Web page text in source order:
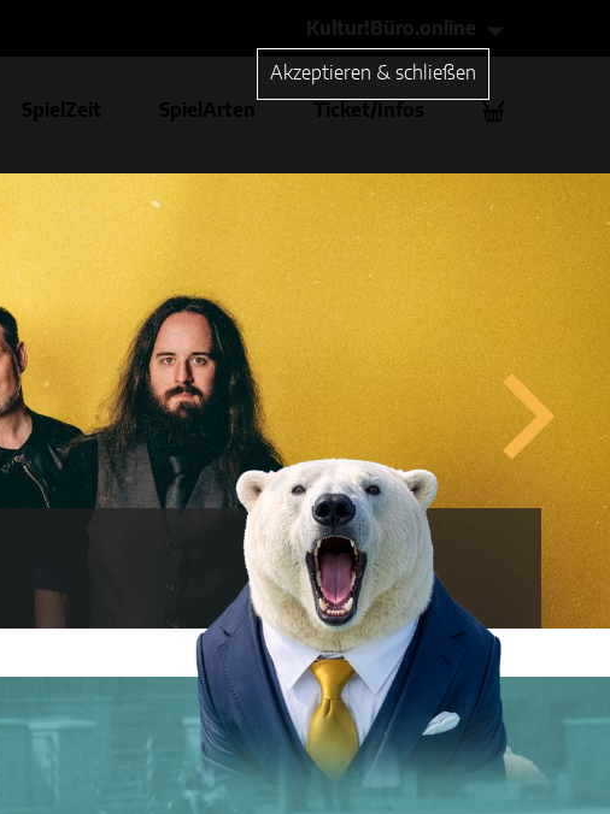
Akzeptieren & schließen
Kultur!Büro.online
SpielZeit SpielArten Ticket/Infos